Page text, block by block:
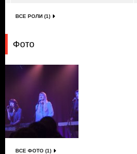
ВСЕ РОЛИ (1)
Фото
ВСЕ ФОТО (1)